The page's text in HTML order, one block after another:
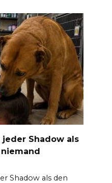
Shadow als
Shadow als den